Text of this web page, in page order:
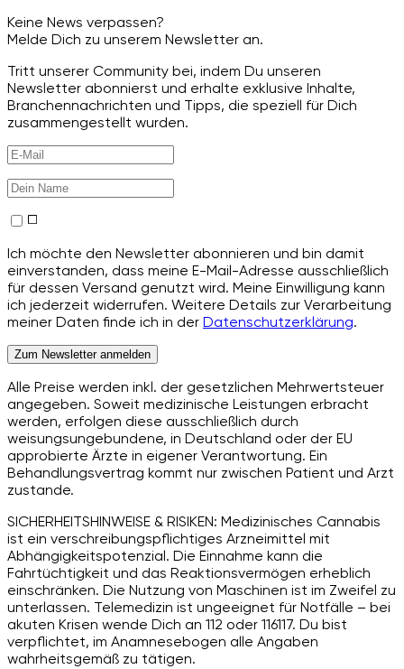
Keine News verpassen?
Melde Dich zu unserem Newsletter an.
Tritt unserer Community bei, indem Du unseren
Newsletter abonnierst und erhalte exklusive Inhalte,
Branchennachrichten und Tipps, die speziell für Dich
zusammengestellt wurden.
Ich möchte den Newsletter abonnieren und bin damit
einverstanden, dass meine E-Mail-Adresse ausschließlich
für dessen Versand genutzt wird. Meine Einwilligung kann
ich jederzeit widerrufen. Weitere Details zur Verarbeitung
meiner Daten finde ich in der Datenschutzerklärung.
Zum Newsletter anmelden
Alle Preise werden inkl. der gesetzlichen Mehrwertsteuer
angegeben. Soweit medizinische Leistungen erbracht
werden, erfolgen diese ausschließlich durch
weisungsungebundene, in Deutschland oder der EU
approbierte Ärzte in eigener Verantwortung. Ein
Behandlungsvertrag kommt nur zwischen Patient und Arzt
zustande.
SICHERHEITSHINWEISE & RISIKEN: Medizinisches Cannabis
ist ein verschreibungspflichtiges Arzneimittel mit
Abhängigkeitspotenzial. Die Einnahme kann die
Fahrtüchtigkeit und das Reaktionsvermögen erheblich
einschränken. Die Nutzung von Maschinen ist im Zweifel zu
unterlassen. Telemedizin ist ungeeignet für Notfälle – bei
akuten Krisen wende Dich an 112 oder 116117. Du bist
verpflichtet, im Anamnesebogen alle Angaben
wahrheitsgemäß zu tätigen.